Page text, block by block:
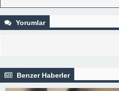
Yorumlar
Benzer Haberler